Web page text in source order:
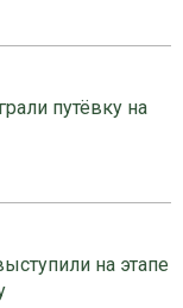
путёвку на
на этапе